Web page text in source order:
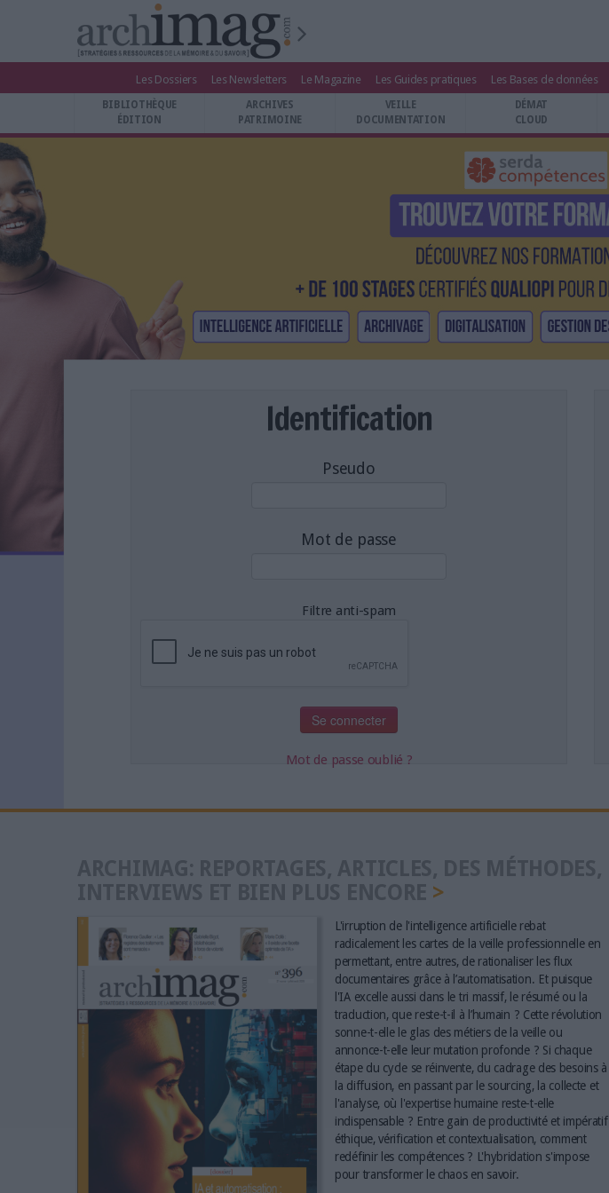
BIBLIOTHÈQUE ÉDITION
ARCHIVES PATRIMOINE
VEILLE DOCUMENTATION
UNIVERS DATA
TRAVAIL COLLABORATIF
VIE NUMÉRIQUE
NUMÉRIQUE RESPONSABLE
L'ANNUAIRE DES ACTEURS
NOS OFFRES D'ABONNEMENTS
Les Dossiers Les Newsletters Le Magazine Les Guides pratiques Les Bases de données
BIBLIOTHÈQUE
ÉDITION
ARCHIVES
PATRIMOINE
VEILLE
DOCUMENTATION
DÉMAT
CLOUD
Identification
Pseudo
Mot de passe
Filtre anti-spam
Mot de passe oublié ?
L'irruption de l'intelligence artificielle rebat
radicalement les cartes de la veille professionnelle en
permettant, entre autres, de rationaliser les flux
documentaires grâce à l’automatisation. Et puisque
l'IA excelle aussi dans le tri massif, le résumé ou la
traduction, que reste-t-il à l’humain ? Cette révolution
sonne-t-elle le glas des métiers de la veille ou
annonce-t-elle leur mutation profonde ? Si chaque
étape du cycle se réinvente, du cadrage des besoins à
la diffusion, en passant par le sourcing, la collecte et
l'analyse, où l'expertise humaine reste-t-elle
indispensable ? Entre gain de productivité et impératif
éthique, vérification et contextualisation, comment
redéfinir les compétences ? L'hybridation s'impose
pour transformer le chaos en savoir.